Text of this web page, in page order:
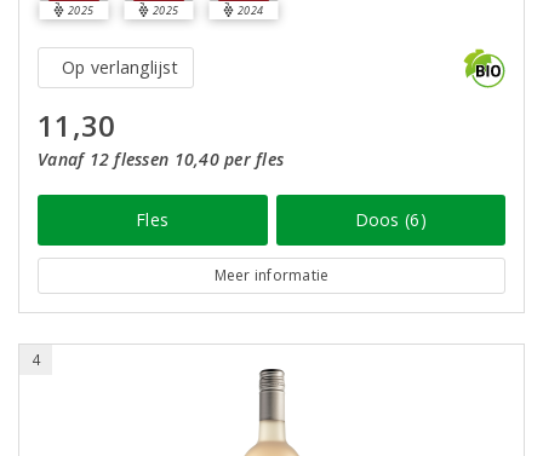
2025 2025 2024
Op verlanglijst
11,30
Vanaf 12 flessen 10,40 per fles
Fles Doos (6)
Meer informatie
4